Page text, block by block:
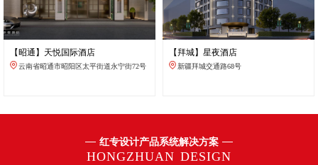
【昭通】天悦国际酒店
云南省昭通市昭阳区太平街道永宁街72号
【拜城】星夜酒店
新疆拜城交通路68号
红专设计产品系统解决方案
HONGZHUAN DESIGN